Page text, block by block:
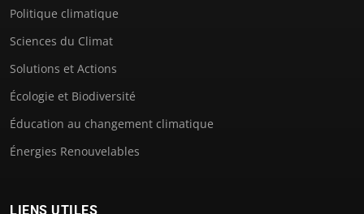
Politique climatique
Sciences du Climat
Solutions et Actions
Écologie et Biodiversité
Éducation au changement climatique
Énergies Renouvelables
LIENS UTILES